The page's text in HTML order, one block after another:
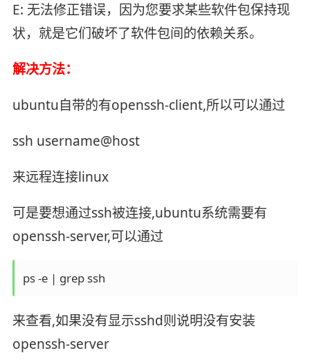
E: 无法修正错误，因为您要求某些软件包保持现
状，就是它们破坏了软件包间的依赖关系。
解决方法：
ubuntu自带的有openssh-client,所以可以通过
ssh username@host
来远程连接linux
可是要想通过ssh被连接,ubuntu系统需要有
openssh-server,可以通过
ps -e | grep ssh
来查看,如果没有显示sshd则说明没有安装
openssh-server